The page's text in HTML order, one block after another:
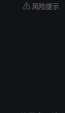
风险提示